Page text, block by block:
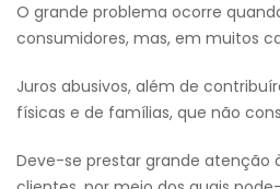
O grande problema ocorre
consumidores, mas, em muitos
Juros abusivos, além de
físicas e de famílias, que não
Deve-se prestar grande atenção